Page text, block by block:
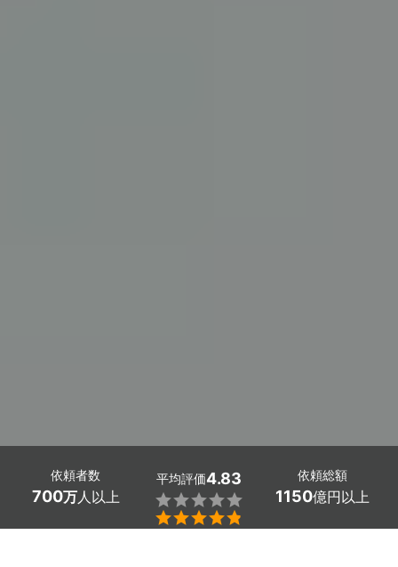
依頼者数
700万人以上
平均評価4.83


依頼総額
1150億円以上